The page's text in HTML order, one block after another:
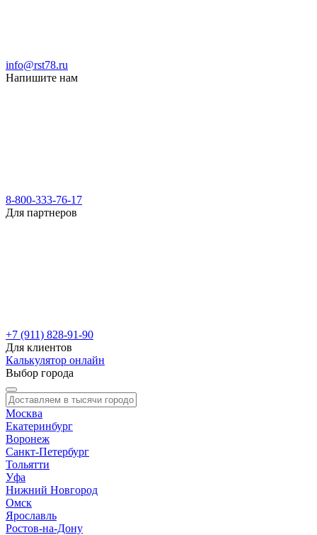
info@rst78.ru
Напишите нам
8-800-333-76-17
Для партнеров
+7 (911) 828-91-90
Для клиентов
Калькулятор онлайн
Выбор города
Москва
Екатеринбург
Воронеж
Санкт-Петербург
Тольятти
Уфа
Нижний Новгород
Омск
Ярославль
Ростов-на-Дону